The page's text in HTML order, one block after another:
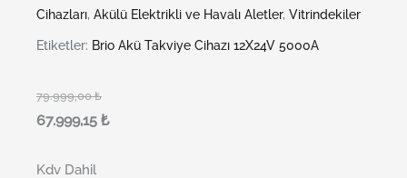
Cihazları, Akülü Elektrikli ve Havalı Aletler, Vitrindekiler
Etiketler: Brio Akü Takviye Cihazı 12X24V 5000A
79.999,00₺
67.999,15 ₺
Kdv Dahil